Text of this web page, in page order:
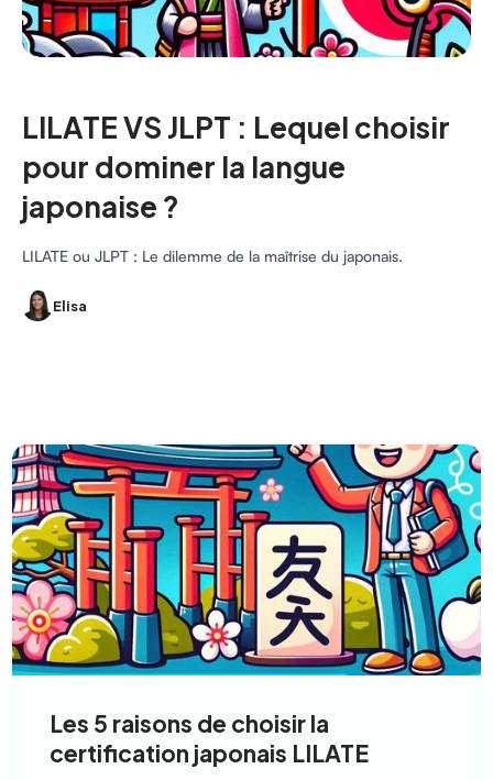
LILATE VS JLPT : Lequel choisir
pour dominer la langue
japonaise ?
LILATE ou JLPT : Le dilemme de la maîtrise du japonais.
Elisa
Les 5 raisons de choisir la
certification japonais LILATE